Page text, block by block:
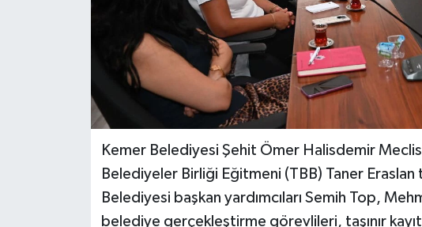
Kemer Belediyesi Şehit Ömer Halisdemir
Belediyeler Birliği Eğitmeni (TBB) Taner
Belediyesi başkan yardımcıları Semih Top,
belediye gerçekleştirme görevlileri, taşınır
VİDEO HABERLER
YAZARLAR
RESMİ İLAN
MAGAZİN